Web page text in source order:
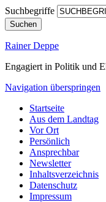
Suchbegriffe
Suchen
Rainer Deppe
Engagiert in Politik und
Navigation überspringen
Startseite
Aus dem Landtag
Vor Ort
Persönlich
Ansprechbar
Newsletter
Inhaltsverzeichnis
Datenschutz
Impressum